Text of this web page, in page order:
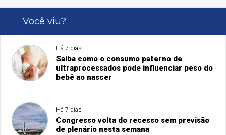
Você viu?
Há 7 dias
Saiba como o consumo paterno de
ultraprocessados pode influenciar peso do
bebê ao nascer
Há 7 dias
Congresso volta do recesso sem previsão
de plenário nesta semana